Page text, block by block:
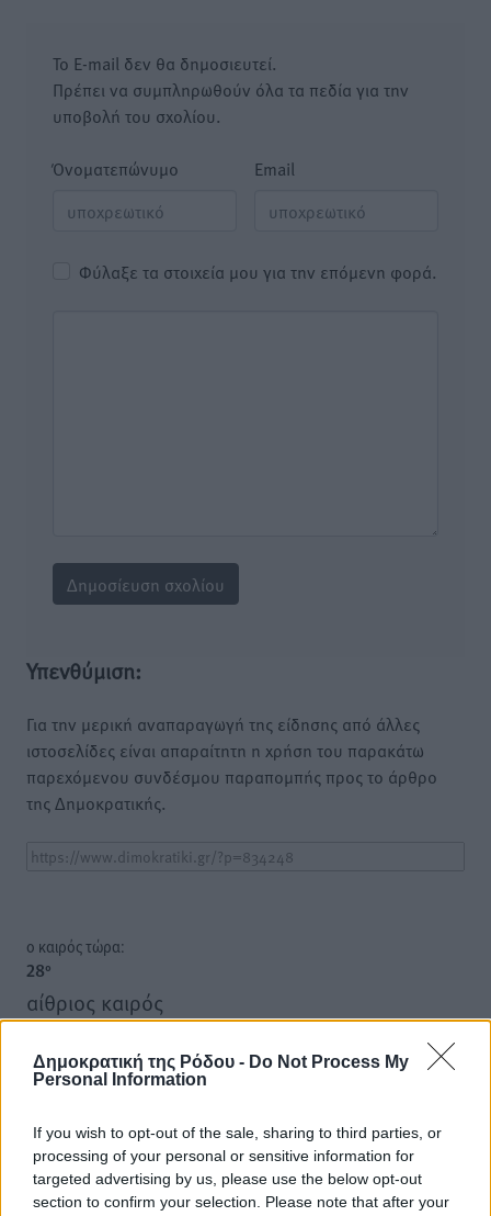
Δημοκρατική της Ρόδου - Do Not Process My
Personal Information
If you wish to opt-out of the sale, sharing to third parties, or
processing of your personal or sensitive information for
targeted advertising by us, please use the below opt-out
section to confirm your selection. Please note that after your
Το E-mail δεν θα δημοσιευτεί.
Πρέπει να συμπληρωθούν όλα τα πεδία για την
υποβολή του σχολίου.
Όνοματεπώνυμο Email
Φύλαξε τα στοιχεία μου για την επόμενη φορά.
Υπενθύμιση:
Για την μερική αναπαραγωγή της είδησης από άλλες
ιστοσελίδες είναι απαραίτητη η χρήση του παρακάτω
παρεχόμενου συνδέσμου παραπομπής προς το άρθρο
της Δημοκρατικής.
o καιρός τώρα:
28°
αίθριος καιρός
19km/h
Δ
06:17
20:08
πρόγνωση: